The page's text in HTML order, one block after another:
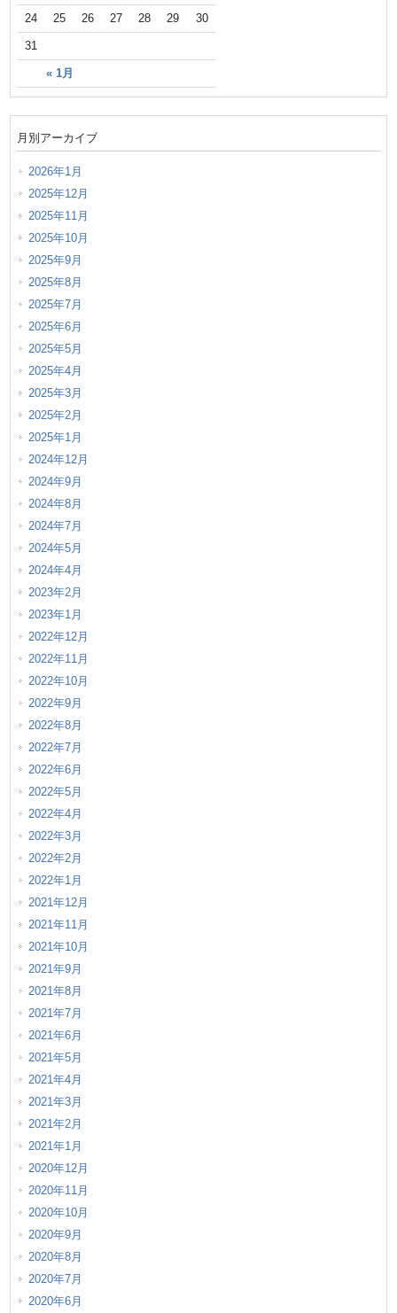
« 1月
24 25 26 27 28 29 30
31
月別アーカイブ
2026年1月
2025年12月
2025年11月
2025年10月
2025年9月
2025年8月
2025年7月
2025年6月
2025年5月
2025年4月
2025年3月
2025年2月
2025年1月
2024年12月
2024年9月
2024年8月
2024年7月
2024年5月
2024年4月
2023年2月
2023年1月
2022年12月
2022年11月
2022年10月
2022年9月
2022年8月
2022年7月
2022年6月
2022年5月
2022年4月
2022年3月
2022年2月
2022年1月
2021年12月
2021年11月
2021年10月
2021年9月
2021年8月
2021年7月
2021年6月
2021年5月
2021年4月
2021年3月
2021年2月
2021年1月
2020年12月
2020年11月
2020年10月
2020年9月
2020年8月
2020年7月
2020年6月